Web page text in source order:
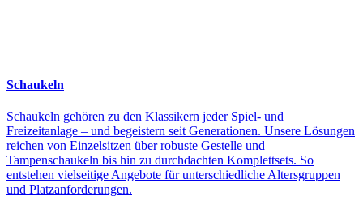
Schaukeln
Schaukeln gehören zu den Klassikern jeder Spiel- und
Freizeitanlage – und begeistern seit Generationen. Unsere Lösungen
reichen von Einzelsitzen über robuste Gestelle und
Tampenschaukeln bis hin zu durchdachten Komplettsets. So
entstehen vielseitige Angebote für unterschiedliche Altersgruppen
und Platzanforderungen.